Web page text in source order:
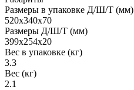
Размеры в упаковке Д/Ш/Т (мм)
520x340x70
Размеры Д/Ш/Т (мм)
399x254x20
Вес в упаковке (кг)
3.3
Вес (кг)
2.1